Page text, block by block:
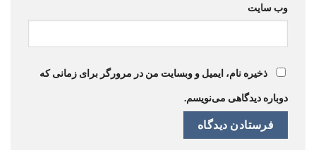
وب‌ سایت
ذخیره نام، ایمیل و وبسایت من در مرورگر برای زمانی که
دوباره دیدگاهی می‌نویسم.